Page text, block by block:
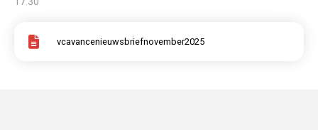
vcavancenieuwsbriefnovember2025